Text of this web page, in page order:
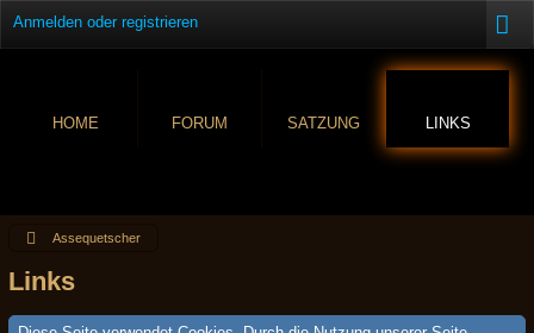
Anmelden oder registrieren
HOME FORUM SATZUNG LINKS
Assequetscher
Links